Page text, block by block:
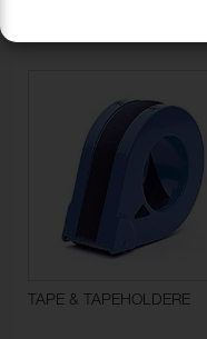
TAPE & TAPEHOLDERE